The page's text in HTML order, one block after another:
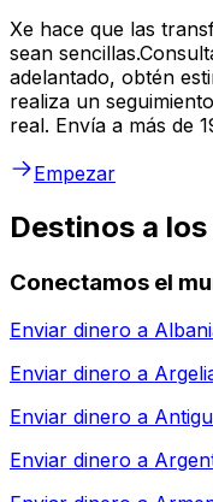
Xe hace que las
sean
adelantado, obtén
realiza un
real. Envía a más de
Empezar
Destinos a
Conectamos el
Enviar dinero a
Enviar dinero a
Enviar dinero a
Enviar dinero a